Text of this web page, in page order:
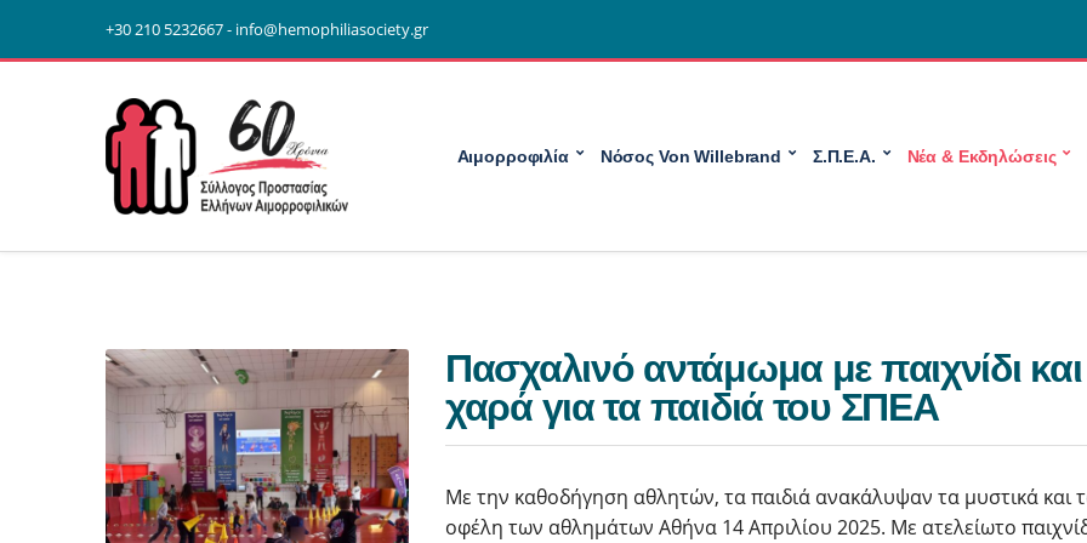
+30 210 5232667 - info@hemophiliasociety.gr
Αιμορροφιλία Νόσος Von Willebrand Σ.Π.Ε.Α. Νέα & Εκδηλώσεις
Πασχαλινό αντάμωμα με παιχνίδι και
χαρά για τα παιδιά του ΣΠΕΑ
Με την καθοδήγηση αθλητών, τα παιδιά ανακάλυψαν τα μυστικά και
οφέλη των αθλημάτων Αθήνα 14 Απριλίου 2025. Με ατελείωτο